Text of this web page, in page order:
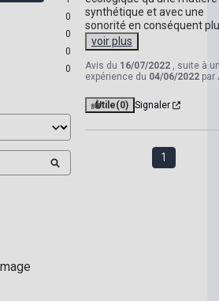
0
0
0
0
synthétique et avec une
sonorité en conséquent
voir plus
Avis du 16/07/2022 , suite à
expérience du 04/06/2022 par
Utile(0) Signaler
1